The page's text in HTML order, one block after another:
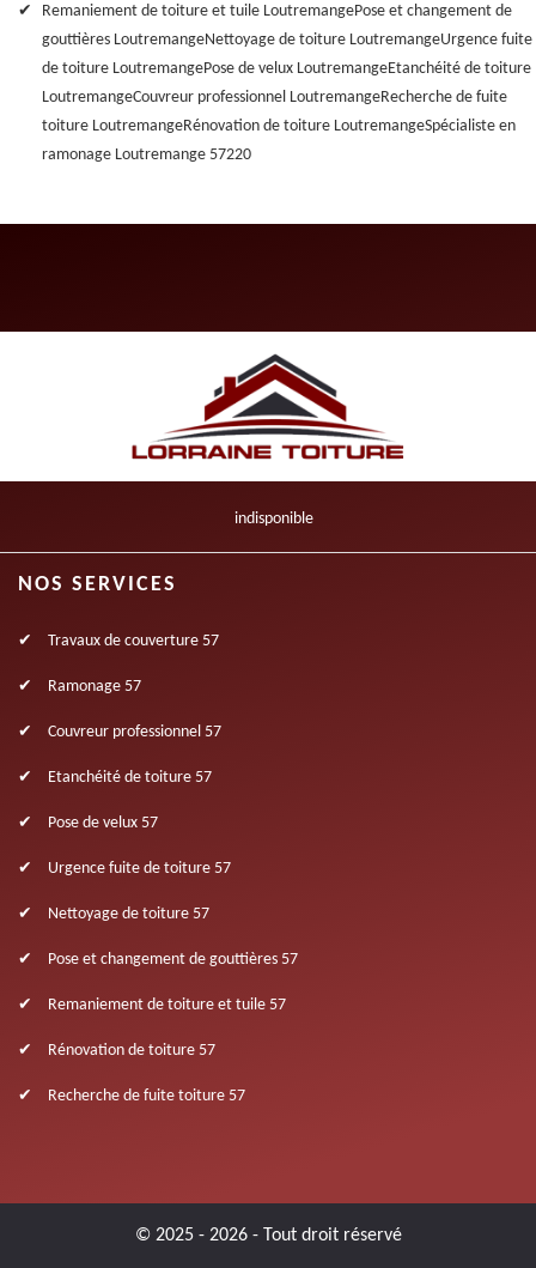
Remaniement de toiture et tuile LoutremangePose et changement de
gouttières LoutremangeNettoyage de toiture LoutremangeUrgence fuite
de toiture LoutremangePose de velux LoutremangeEtanchéité de toiture
LoutremangeCouvreur professionnel LoutremangeRecherche de fuite
toiture LoutremangeRénovation de toiture LoutremangeSpécialiste en
ramonage Loutremange 57220
indisponible
NOS SERVICES
Travaux de couverture 57
Ramonage 57
Couvreur professionnel 57
Etanchéité de toiture 57
Pose de velux 57
Urgence fuite de toiture 57
Nettoyage de toiture 57
Pose et changement de gouttières 57
Remaniement de toiture et tuile 57
Rénovation de toiture 57
Recherche de fuite toiture 57
© 2025 - 2026 - Tout droit réservé